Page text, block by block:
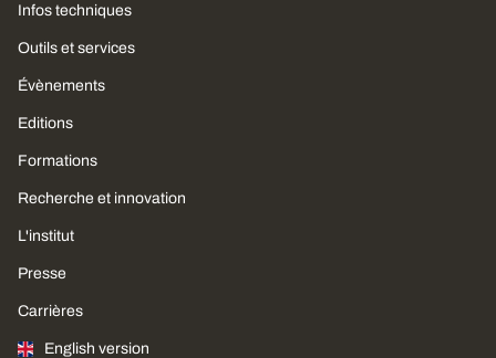
Infos techniques
Outils et services
Évènements
Editions
Formations
Recherche et innovation
L'institut
Presse
Carrières
English version